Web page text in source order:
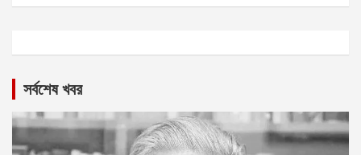
সর্বশেষ খবর